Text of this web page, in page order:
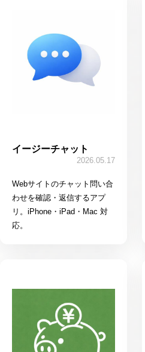
イージーチャット
2026.05.17
Webサイトのチャット問い合
わせを確認・返信するアプ
リ。iPhone・iPad・Mac 対
応。